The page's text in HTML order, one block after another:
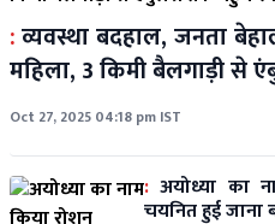
:व्यवस्था बदहाल, जनता
महिला, 3 किमी बैलगाड़ी
Oct 27, 2025 04:18 pm IST
: अयोध्या का
चयनित हुई जाना